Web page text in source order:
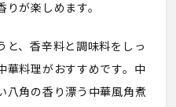
が楽しめます。
と、香辛料と調味料をしっ
華料理がおすすめです。中
八角の香り漂う中華風角煮